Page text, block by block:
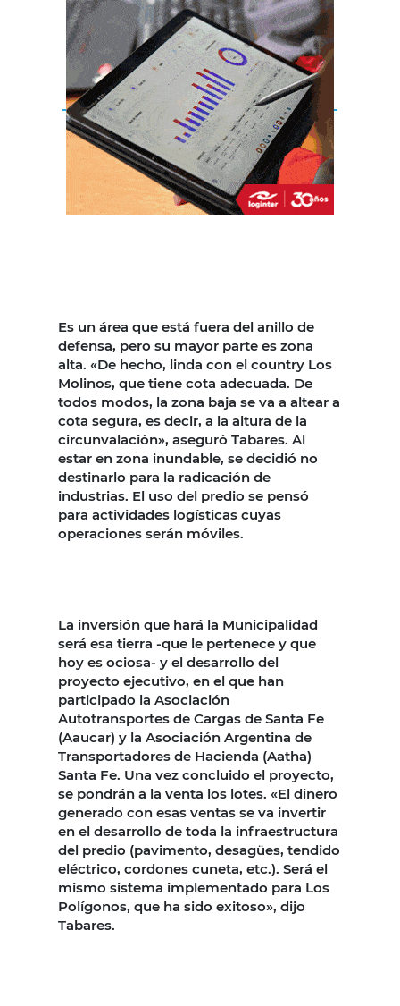
Es un área que está fuera del anillo de
defensa, pero su mayor parte es zona
alta. «De hecho, linda con el country Los
Molinos, que tiene cota adecuada. De
todos modos, la zona baja se va a altear a
cota segura, es decir, a la altura de la
circunvalación», aseguró Tabares. Al
estar en zona inundable, se decidió no
destinarlo para la radicación de
industrias. El uso del predio se pensó
para actividades logísticas cuyas
operaciones serán móviles.
La inversión que hará la Municipalidad
será esa tierra -que le pertenece y que
hoy es ociosa- y el desarrollo del
proyecto ejecutivo, en el que han
participado la Asociación
Autotransportes de Cargas de Santa Fe
(Aaucar) y la Asociación Argentina de
Transportadores de Hacienda (Aatha)
Santa Fe. Una vez concluido el proyecto,
se pondrán a la venta los lotes. «El dinero
generado con esas ventas se va invertir
en el desarrollo de toda la infraestructura
del predio (pavimento, desagües, tendido
eléctrico, cordones cuneta, etc.). Será el
mismo sistema implementado para Los
Polígonos, que ha sido exitoso», dijo
Tabares.